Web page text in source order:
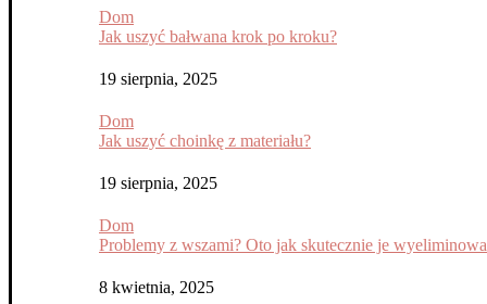
Dom
Jak uszyć bałwana krok po kroku?
19 sierpnia, 2025
Dom
Jak uszyć choinkę z materiału?
19 sierpnia, 2025
Dom
Problemy z wszami? Oto jak skutecznie je
8 kwietnia, 2025